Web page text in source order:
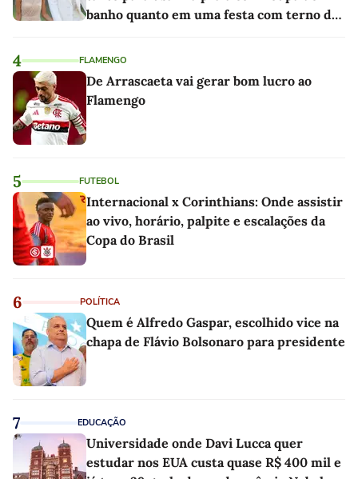
banho quanto em uma festa com terno de
4 FLAMENGO
De Arrascaeta vai gerar bom lucro ao
Flamengo
5 FUTEBOL
Internacional x Corinthians: Onde assistir
ao vivo, horário, palpite e escalações da
Copa do Brasil
6 POLÍTICA
Quem é Alfredo Gaspar, escolhido vice na
chapa de Flávio Bolsonaro para presidente
7 EDUCAÇÃO
Universidade onde Davi Lucca quer
estudar nos EUA custa quase R$ 400 mil e